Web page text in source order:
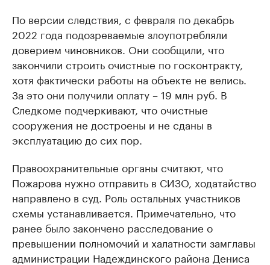
По версии следствия, с февраля по декабрь
2022 года подозреваемые злоупотребляли
доверием чиновников. Они сообщили, что
закончили строить очистные по госконтракту,
хотя фактически работы на объекте не велись.
За это они получили оплату – 19 млн руб. В
Следкоме подчеркивают, что очистные
сооружения не достроены и не сданы в
эксплуатацию до сих пор.
Правоохранительные органы считают, что
Пожарова нужно отправить в СИЗО, ходатайство
направлено в суд. Роль остальных участников
схемы устанавливается. Примечательно, что
ранее было закончено расследование о
превышении полномочий и халатности замглавы
администрации Надеждинского района Дениса